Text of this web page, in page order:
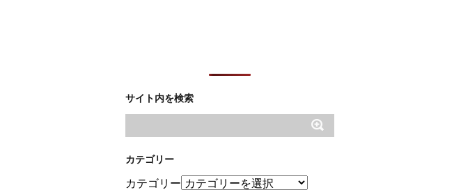
サイト内を検索
カテゴリー
カテゴリー